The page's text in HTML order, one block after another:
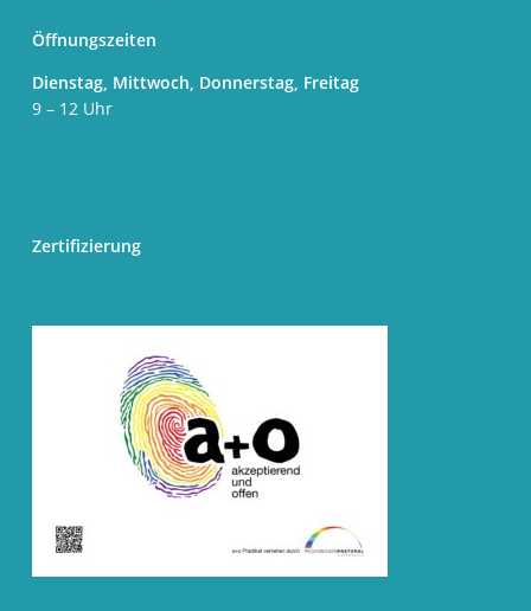
Öffnungszeiten
Dienstag, Mittwoch, Donnerstag, Freitag
9 – 12 Uhr
Zertifizierung